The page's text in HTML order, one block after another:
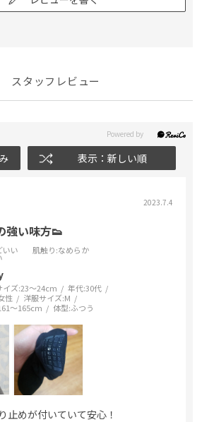
スタッフレビュー
表示：新しい順
2023.7.4
強い味方👟
いい 肌触り:なめらか
イズ:23～24cm 年代:30代
性 洋服サイズ:M
～165cm 体型:ふつう
止めが付いていて安心！